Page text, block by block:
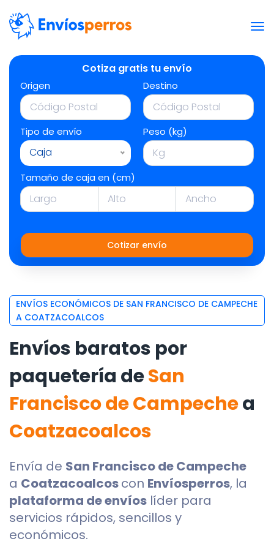
Cotiza gratis tu envío
Origen Destino
Tipo de envío
Caja
Peso (kg)
Tamaño de caja en (cm)
Cotizar envío
ENVÍOS ECONÓMICOS DE SAN FRANCISCO DE CAMPECHE
A COATZACOALCOS
Envíos baratos por
paquetería deSan
Francisco de Campechea
Coatzacoalcos
Envía de San Francisco de Campeche
a Coatzacoalcoscon Envíosperros, la
plataforma de envíos líder para
servicios rápidos, sencillos y
económicos.